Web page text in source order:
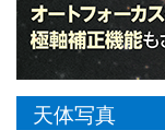
天体写真